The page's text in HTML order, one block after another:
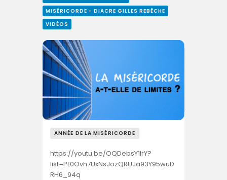
MISÉRICORDE - DIACRE GILLES REBÊCHE
VIDÉOS
ANNÉE DE LA MISÉRICORDE
https://youtu.be/OQDebsY1lrY?
list=PL0Ovh7UxNsJozQRUJa93Y95wuD
RH6_94q